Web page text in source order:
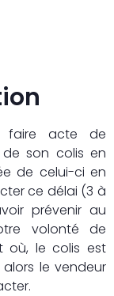
faire acte de
son colis en
de celui-ci en
ce délai (3 à
prévenir au
volonté de
où, le colis est
le vendeur